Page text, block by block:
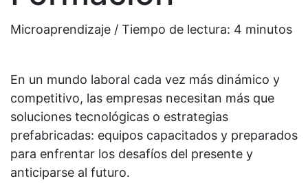
Microaprendizaje / Tiempo de lectura: 4 minutos
En un mundo laboral cada vez más dinámico y
competitivo, las empresas necesitan más que
soluciones tecnológicas o estrategias
prefabricadas: equipos capacitados y preparados
para enfrentar los desafíos del presente y
anticiparse al futuro.